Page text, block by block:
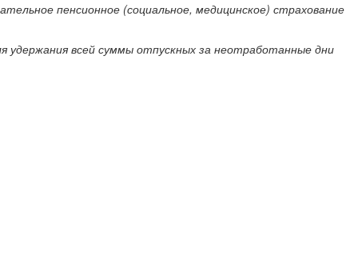
пенсионное (социальное, медицинское) страхование
всей суммы отпускных за неотработанные дни